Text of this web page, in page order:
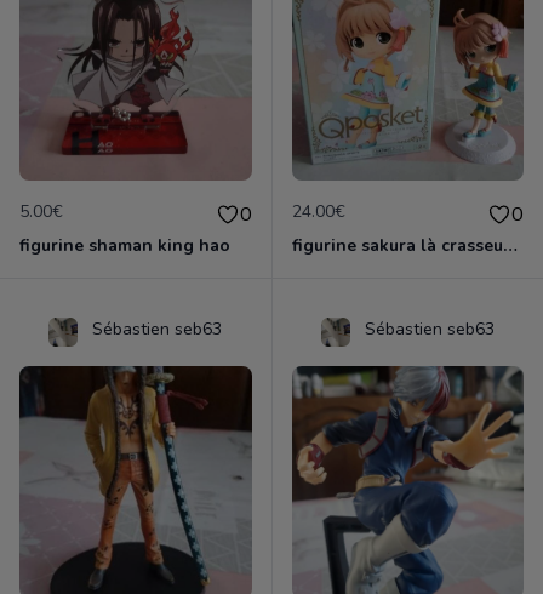
5.00€ 0
figurine shaman king hao
24.00€ 0
figurine sakura là crasseuse de cartes
Sébastien seb63 Sébastien seb63